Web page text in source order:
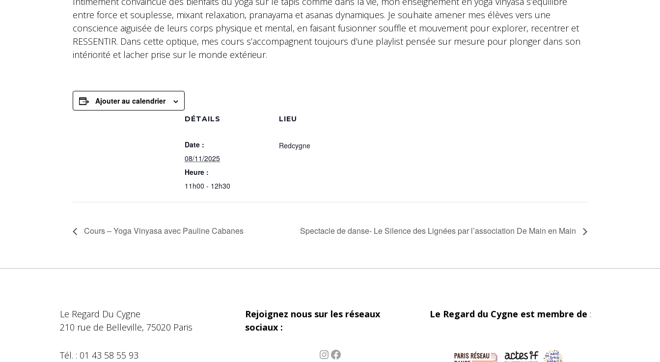
entre force et souplesse, mixant relaxation, pranayama et asanas dynamiques. Je souhaite amener mes élèves vers une
conscience aiguisée de leurs corps physique et mental, en faisant fusionner souffle et mouvement pour explorer, recentrer et
RESSENTIR. Dans cette optique, mes cours s’accompagnent toujours d’une playlist pensée sur mesure pour plonger dans son
intériorité et lacher prise sur le monde extérieur.
Ajouter au calendrier
DÉTAILS
Date :
08/11/2025
Heure :
11h00 - 12h30
LIEU
Redcygne
Cours – Yoga Vinyasa avec Pauline Cabanes Spectacle de danse- Le Silence des Lignées par l’association De Main en Main
Le Regard Du Cygne
210 rue de Belleville, 75020 Paris
Tél. : 01 43 58 55 93
Rejoignez nous sur les réseaux
sociaux :
InstagramFacebook
Le Regard du Cygne est membre de :